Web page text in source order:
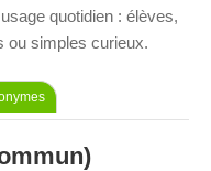
quotidien : élèves,
ou simples curieux.